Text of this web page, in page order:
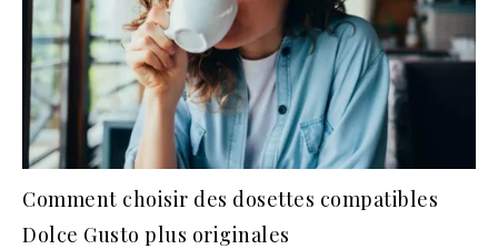
Comment choisir des dosettes compatibles
Dolce Gusto plus originales